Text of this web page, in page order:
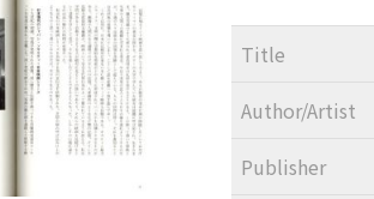
Title
Author/Artist
Publisher